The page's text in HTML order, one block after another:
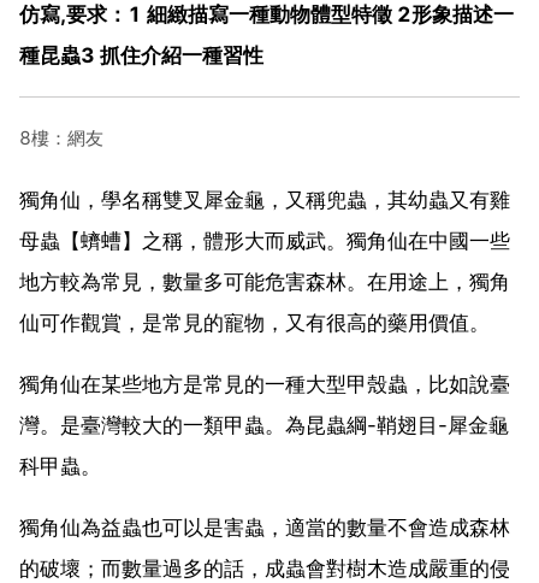
仿寫,要求：1 細緻描寫一種動物體型特徵 2形象描述一
種昆蟲3 抓住介紹一種習性
8樓：網友
獨角仙，學名稱雙叉犀金龜，又稱兜蟲，其幼蟲又有雞
母蟲【蠐螬】之稱，體形大而威武。獨角仙在中國一些
地方較為常見，數量多可能危害森林。在用途上，獨角
仙可作觀賞，是常見的寵物，又有很高的藥用價值。
獨角仙在某些地方是常見的一種大型甲殼蟲，比如說臺
灣。是臺灣較大的一類甲蟲。為昆蟲綱-鞘翅目-犀金龜
科甲蟲。
獨角仙為益蟲也可以是害蟲，適當的數量不會造成森林
的破壞；而數量過多的話，成蟲會對樹木造成嚴重的侵